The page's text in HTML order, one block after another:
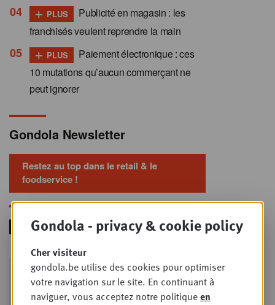
+ PLUS
Publicité en magasin : les
franchisés veulent reprendre la main
+ PLUS
Paiement électronique : ces
10 mutations qu’aucun commerçant ne
peut ignorer
Gondola Newsletter
Restez au top dans le retail & le
foodservice !
MER
9
SEPT
Foodservice - Joint
business planning
Intro to Negotiation: Succes aan de
Gondola - privacy & cookie policy
Cher visiteur
gondola.be utilise des cookies pour optimiser
votre navigation sur le site. En continuant à
naviguer, vous acceptez notre politiqueen